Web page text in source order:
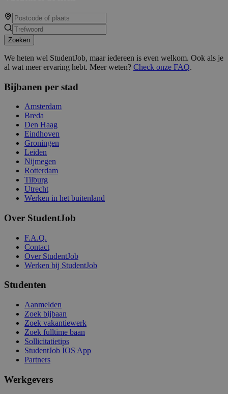
Zoeken
We heten wel StudentJob, maar iedereen is even welkom. Ook als je
al wat meer ervaring hebt. Meer weten? Check onze FAQ.
Bijbanen per stad
Amsterdam
Breda
Den Haag
Eindhoven
Groningen
Leiden
Nijmegen
Rotterdam
Tilburg
Utrecht
Werken in het buitenland
Over StudentJob
F.A.Q.
Contact
Over StudentJob
Werken bij StudentJob
Studenten
Aanmelden
Zoek bijbaan
Zoek vakantiewerk
Zoek fulltime baan
Sollicitatietips
StudentJob IOS App
Partners
Werkgevers